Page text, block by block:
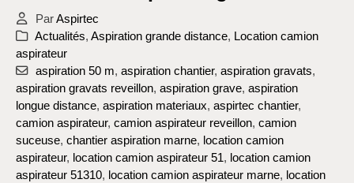
ParAspirtec
Actualités,Aspiration grande distance, Location camion
aspirateur
aspiration 50 m,aspiration chantier,aspiration gravats,
aspiration gravats reveillon, aspiration grave, aspiration
longue distance, aspiration materiaux, aspirtec chantier,
camion aspirateur, camion aspirateur reveillon, camion
suceuse, chantier aspiration marne, location camion
aspirateur, location camion aspirateur 51, location camion
aspirateur 51310, location camion aspirateur marne, location